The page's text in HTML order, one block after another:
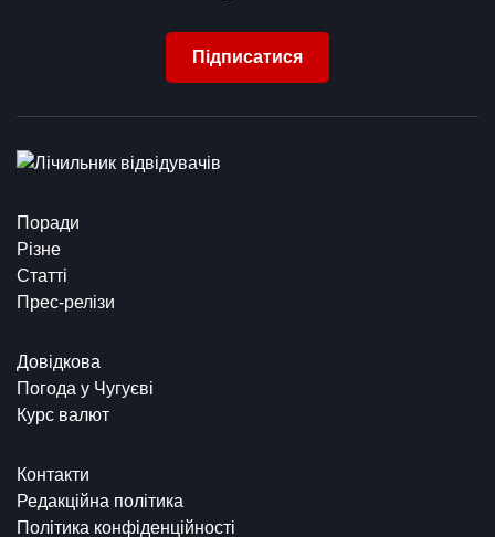
Підписатися
Поради
Різне
Статті
Прес-релізи
Довідкова
Погода у Чугуєві
Курс валют
Контакти
Редакційна політика
Політика конфіденційності